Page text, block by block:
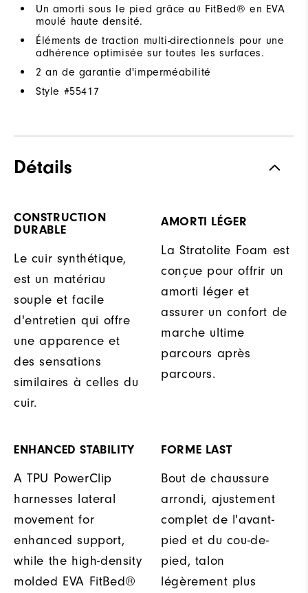
Un amorti sous le pied grâce au FitBed® en EVA
moulé haute densité.
Éléments de traction multi-directionnels pour une
adhérence optimisée sur toutes les surfaces.
2 an de garantie d'imperméabilité
Style #55417
Détails
CONSTRUCTION
DURABLE
Le cuir synthétique,
est un matériau
souple et facile
d'entretien qui offre
une apparence et
des sensations
similaires à celles du
cuir.
AMORTI LÉGER
La Stratolite Foam est
conçue pour offrir un
amorti léger et
assurer un confort de
marche ultime
parcours après
parcours.
ENHANCED STABILITY
A TPU PowerClip
harnesses lateral
movement for
enhanced support,
while the high-density
molded EVA FitBed®
FORME LAST
Bout de chaussure
arrondi, ajustement
complet de l'avant-
pied et du cou-de-
pied, talon
légèrement plus